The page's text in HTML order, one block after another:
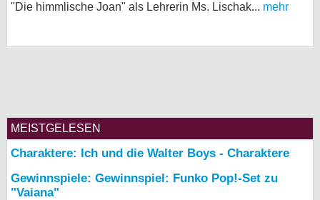
"Die himmlische Joan" als Lehrerin Ms. Lischak... mehr
MEISTGELESEN
Charaktere: Ich und die Walter Boys - Charaktere
Gewinnspiele: Gewinnspiel: Funko Pop!-Set zu
"Vaiana"
bei Facebook
Cookie-Einstellungen
Impressum